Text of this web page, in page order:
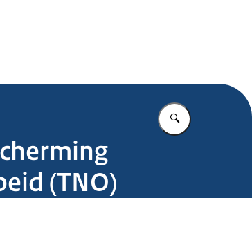
Vul in wat u
(TNO)